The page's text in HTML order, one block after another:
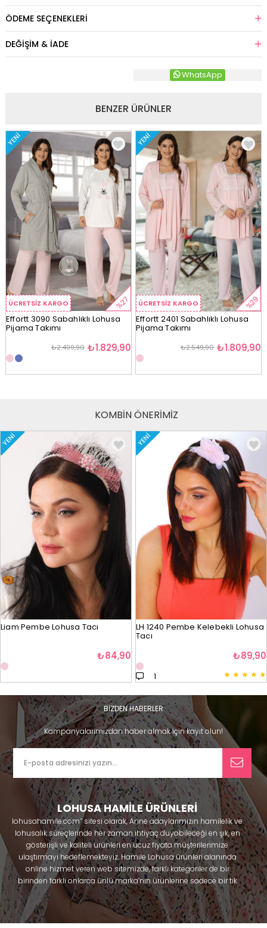
ÖDEME SEÇENEKLERI
DEĞIŞIM & İADE
WhatsApp
BENZER ÜRÜNLER
ÜCRETSIZ KARGO
YENI
%27
Effortt 3090 Sabahlıklı Lohusa
Pijama Takımı
₺1.829,90
₺2.499,90
ÜCRETSIZ KARGO
YENI
%29
Effortt 2401 Sabahlıklı Lohusa
Pijama Takımı
₺1.809,90
₺2.549,90
KOMBİN ÖNERİMİZ
YENI
Liam Pembe Lohusa Tacı
₺84,90
YENI
LH 1240 Pembe Kelebekli Lohusa
Tacı
★ ★ ★ ★ ★
1
₺89,90
BİZDEN HABERLER
Kampanyalarımızdan haber almak için kayıt olun!
LOHUSA HAMİLE ÜRÜNLERİ
lohusahamile.com’’ sitesi olarak, Anne adaylarımızın hamilelik ve
lohusalık süreçlerinde her zaman ihtiyaç duyabileceği en şık, en
gösterişli ve kaliteli ürünleri en ucuz fiyata müşterilerimize
ulaştırmayı hedeflemekteyiz. Hamile Lohusa ürünleri alanında
online hizmet veren web sitemizde, farklı kategoriler de bir
birinden farklı onlarca ünlü marka’nın ürünlerine sadece bir tık
uzaklıkta olacaksınız. Hem hamilelik öncesi hem doğum sonrası
kullanabileceğiniz ürünler ile gebelik döneminizi huzur içinde
geçirmenize yardımcı olmaya çalışmaktayız. Annelerimizin